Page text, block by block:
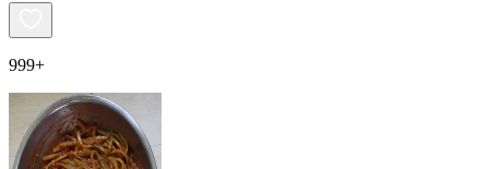
999+